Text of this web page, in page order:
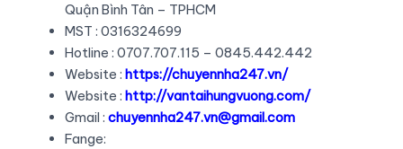
Quận Bình Tân – TPHCM
MST : 0316324699
Hotline : 0707.707.115 – 0845.442.442
Website : https://chuyennha247.vn/
Website : http://vantaihungvuong.com/
Gmail : chuyennha247.vn@gmail.com
Fange: